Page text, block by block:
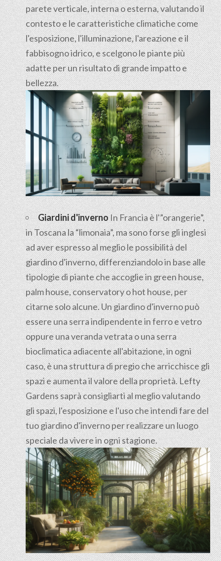
parete verticale, interna o esterna, valutando il
contesto e le caratteristiche climatiche come
l'esposizione, l'illuminazione, l'areazione e il
fabbisogno idrico, e scelgono le piante più
adatte per un risultato di grande impatto e
bellezza.
Giardini d'invernoIn Francia è l'”orangerie”,
in Toscana la “limonaia”, ma sono forse gli inglesi
ad aver espresso al meglio le possibilità del
giardino d'inverno, differenziandolo in base alle
tipologie di piante che accoglie in green house,
palm house, conservatory o hot house, per
citarne solo alcune. Un giardino d'inverno può
essere una serra indipendente in ferro e vetro
oppure una veranda vetrata o una serra
bioclimatica adiacente all'abitazione, in ogni
caso, è una struttura di pregio che arricchisce gli
spazi e aumenta il valore della proprietà. Lefty
Gardens saprà consigliarti al meglio valutando
gli spazi, l'esposizione e l'uso che intendi fare del
tuo giardino d'inverno per realizzare un luogo
speciale da vivere in ogni stagione.